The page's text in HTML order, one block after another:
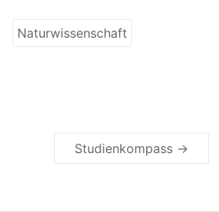
Naturwissenschaft
Studienkompass →